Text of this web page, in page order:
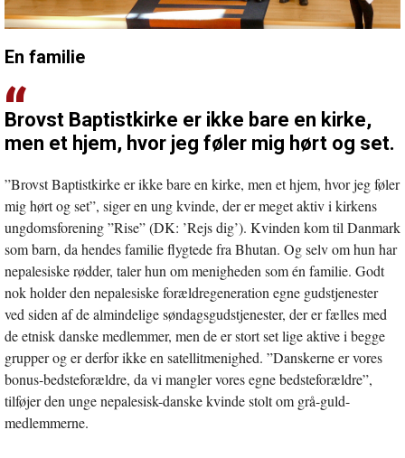
En familie
Brovst Baptistkirke er ikke bare en kirke,
men et hjem, hvor jeg føler mig hørt og set.
”Brovst Baptistkirke er ikke bare en kirke, men et hjem, hvor jeg føler
mig hørt og set”, siger en ung kvinde, der er meget aktiv i kirkens
ungdomsforening ”Rise” (DK: ’Rejs dig’). Kvinden kom til Danmark
som barn, da hendes familie flygtede fra Bhutan. Og selv om hun har
nepalesiske rødder, taler hun om menigheden som én familie. Godt
nok holder den nepalesiske forældregeneration egne gudstjenester
ved siden af de almindelige søndagsgudstjenester, der er fælles med
de etnisk danske medlemmer, men de er stort set lige aktive i begge
grupper og er derfor ikke en satellitmenighed. ”Danskerne er vores
bonus-bedsteforældre, da vi mangler vores egne bedsteforældre”,
tilføjer den unge nepalesisk-danske kvinde stolt om grå-guld-
medlemmerne.